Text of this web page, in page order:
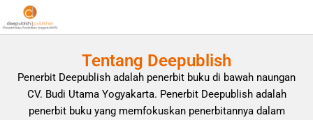
Tentang Deepublish
Penerbit Deepublish adalah penerbit buku di bawah naungan
CV. Budi Utama Yogyakarta. Penerbit Deepublish adalah
penerbit buku yang memfokuskan penerbitannya dalam